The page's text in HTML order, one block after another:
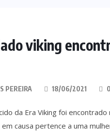
viking
PEREIRA 18/06/2021
da Era Viking foi
em causa pertence a uma